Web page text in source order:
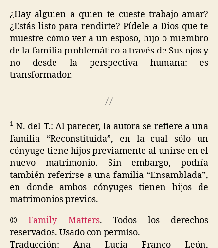
¿Hay alguien a quien te cueste trabajo amar?
¿Estás listo para rendirte? Pídele a Dios que te
muestre cómo ver a un esposo, hijo o miembro
de la familia problemático a través de Sus ojos y
no desde la perspectiva humana: es
transformador.
1 N. del T.: Al parecer, la autora se refiere a una
familia “Reconstituida”, en la cual sólo un
cónyuge tiene hijos previamente al unirse en el
nuevo matrimonio. Sin embargo, podría
también referirse a una familia “Ensamblada”,
en donde ambos cónyuges tienen hijos de
matrimonios previos.
© Family Matters. Todos los derechos
reservados. Usado con permiso.
Traducción: Ana Lucía Franco León,